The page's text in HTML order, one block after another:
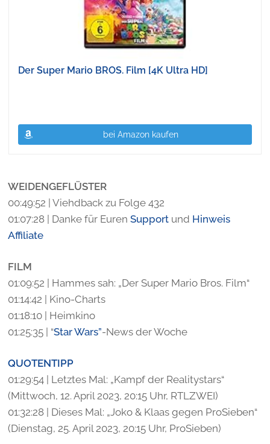
Der Super Mario BROS. Film [4K Ultra HD]
bei Amazon kaufen
WEIDENGEFLÜSTER
00:49:52 | Viehdback zu Folge 432
01:07:28 | Danke für EurenSupport und Hinweis
Affiliate
FILM
01:09:52 | Hammes sah: „Der Super Mario Bros. Film“
01:14:42 | Kino-Charts
01:18:10 | Heimkino
01:25:35 | “Star Wars”-News der Woche
QUOTENTIPP
01:29:54 | Letztes Mal: „Kampf der Realitystars“
(Mittwoch, 12. April 2023, 20:15 Uhr, RTLZWEI)
01:32:28 | Dieses Mal: „Joko & Klaas gegen ProSieben“
(Dienstag, 25. April 2023, 20:15 Uhr, ProSieben)